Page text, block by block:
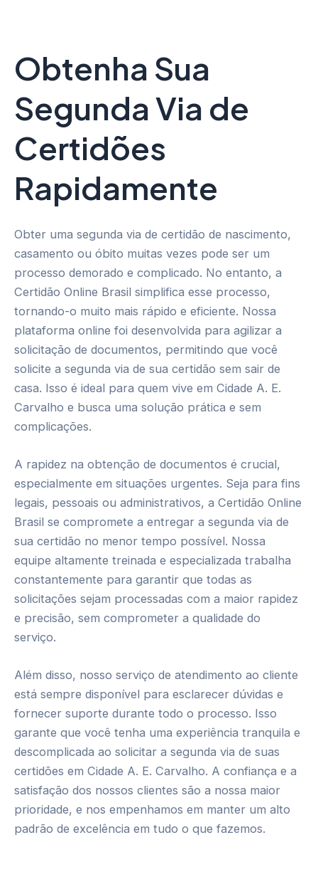
Obtenha Sua
Segunda Via de
Certidões
Rapidamente
Obter uma segunda via de certidão de nascimento,
casamento ou óbito muitas vezes pode ser um
processo demorado e complicado. No entanto, a
Certidão Online Brasil simplifica esse processo,
tornando-o muito mais rápido e eficiente. Nossa
plataforma online foi desenvolvida para agilizar a
solicitação de documentos, permitindo que você
solicite a segunda via de sua certidão sem sair de
casa. Isso é ideal para quem vive em Cidade A. E.
Carvalho e busca uma solução prática e sem
complicações.
A rapidez na obtenção de documentos é crucial,
especialmente em situações urgentes. Seja para fins
legais, pessoais ou administrativos, a Certidão Online
Brasil se compromete a entregar a segunda via de
sua certidão no menor tempo possível. Nossa
equipe altamente treinada e especializada trabalha
constantemente para garantir que todas as
solicitações sejam processadas com a maior rapidez
e precisão, sem comprometer a qualidade do
serviço.
Além disso, nosso serviço de atendimento ao cliente
está sempre disponível para esclarecer dúvidas e
fornecer suporte durante todo o processo. Isso
garante que você tenha uma experiência tranquila e
descomplicada ao solicitar a segunda via de suas
certidões em Cidade A. E. Carvalho. A confiança e a
satisfação dos nossos clientes são a nossa maior
prioridade, e nos empenhamos em manter um alto
padrão de excelência em tudo o que fazemos.